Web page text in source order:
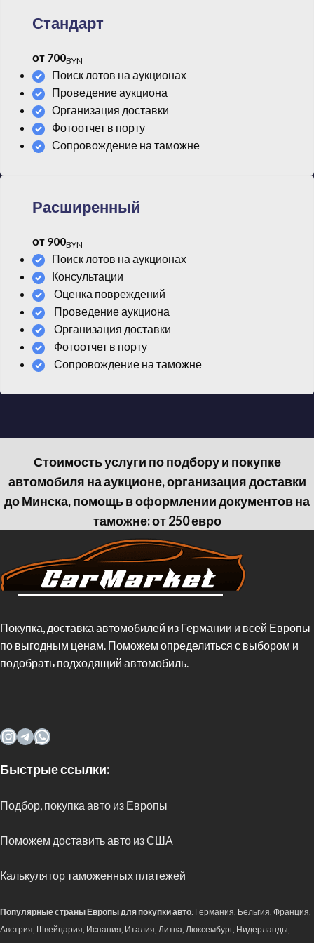
Стандарт
от 700BYN
Поиск лотов на аукционах
Проведение аукциона
Организация доставки
Фотоотчет в порту
Сопровождение на таможне
Расширенный
от 900BYN
Поиск лотов на аукционах
Консультации
Оценка повреждений
Проведение аукциона
Организация доставки
Фотоотчет в порту
Сопровождение на таможне
Стоимость услуги по подбору и покупке
автомобиля на аукционе, организация доставки
до Минска, помощь в оформлении документов на
таможне: от 250 евро
Покупка, доставка автомобилей из Германии и всей Европы
по выгодным ценам. Поможем определиться с выбором и
подобрать подходящий автомобиль.
Быстрые ссылки:
Подбор, покупка авто из Европы
Поможем доставить авто из США
Калькулятор таможенных платежей
Популярные страны Европы для покупки авто: Германия, Бельгия, Франция,
Австрия, Швейцария, Испания, Италия, Литва, Люксембург, Нидерланды,